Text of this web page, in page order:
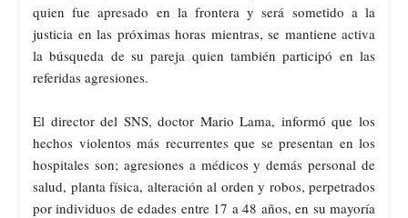
quien fue apresado en la frontera y será sometido a la
justicia en las próximas horas mientras, se mantiene activa
la búsqueda de su pareja quien también participó en las
referidas agresiones.
El director del SNS, doctor Mario Lama, informó que los
hechos violentos más recurrentes que se presentan en los
hospitales son; agresiones a médicos y demás personal de
salud, planta física, alteración al orden y robos, perpetrados
por individuos de edades entre 17 a 48 años, en su mayoría